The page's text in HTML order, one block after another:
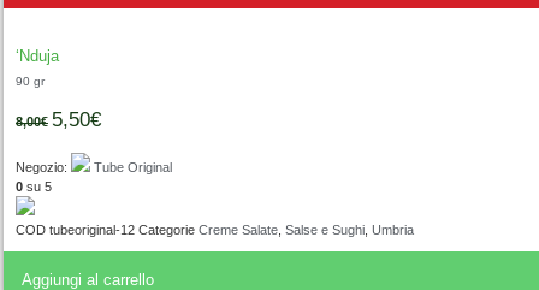
‘Nduja
90 gr
8,00€ 5,50€
Negozio:
Tube Original
0 su 5
COD tubeoriginal-12 Categorie Creme Salate Salse e Sughi Umbria
Aggiungi al carrello